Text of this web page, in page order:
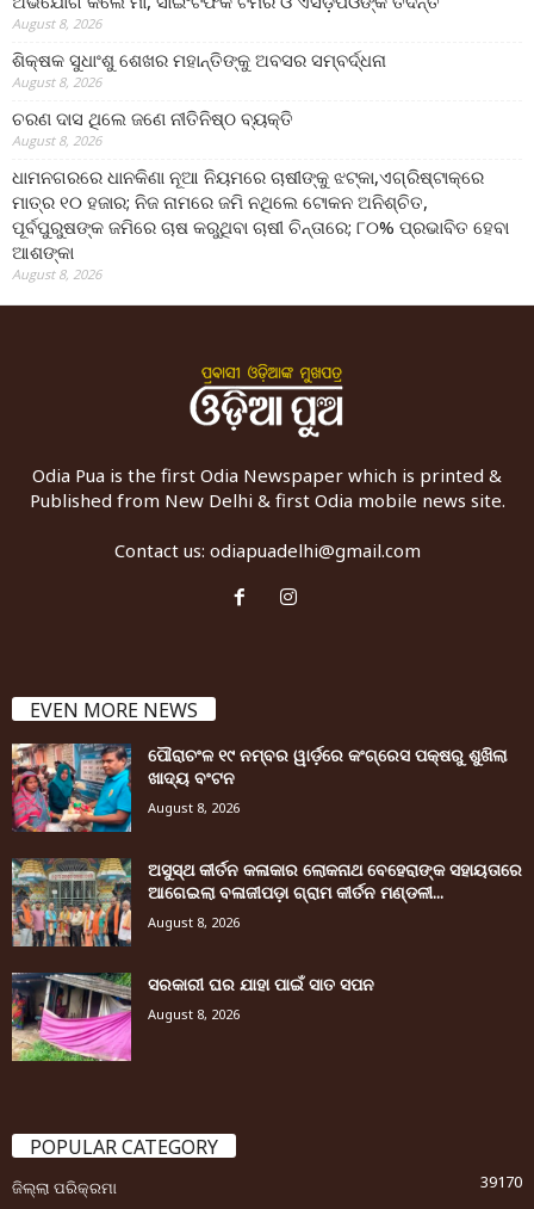
August 8, 2026
ଶିକ୍ଷକ ସୁଧାଂଶୁ ଶେଖର ମହାନ୍ତିଙ୍କୁ ଅବସର ସମ୍ବର୍ଦ୍ଧନା
August 8, 2026
ଚରଣ ଦାସ ଥିଲେ ଜଣେ ନୀତିନିଷ୍ଠ ବ୍ୟକ୍ତି
August 8, 2026
ଧାମନଗରରେ ଧାନକିଣା ନୂଆ ନିୟମରେ ଚାଷୀଙ୍କୁ ଝଟ୍‌କା,ଏଗ୍ରିଷ୍ଟାକ୍‌ରେ
ମାତ୍ର ୧୦ ହଜାର; ନିଜ ନାମରେ ଜମି ନଥିଲେ ଟୋକନ ଅନିଶ୍ଚିତ,
ପୂର୍ବପୁରୁଷଙ୍କ ଜମିରେ ଚାଷ କରୁଥିବା ଚାଷୀ ଚିନ୍ତାରେ; ୮୦% ପ୍ରଭାବିତ ହେବା
ଆଶଙ୍କା
August 8, 2026
Odia Pua is the first Odia Newspaper which is printed &
Published from New Delhi & first Odia mobile news site.
Contact us: odiapuadelhi@gmail.com
EVEN MORE NEWS
ପୌରାଚଂଳ ୧୯ ନମ୍ବର ୱାର୍ଡ଼ରେ କଂଗ୍ରେସ ପକ୍ଷରୁ ଶୁଖିଲା
ଖାଦ୍ୟ ବଂଟନ
August 8, 2026
ଅସୁସ୍ଥ କୀର୍ତନ କଳାକାର ଲୋକନାଥ ବେହେରାଙ୍କ ସହାୟତାରେ
ଆଗେଇଲା ବଳାଜୀପଡ଼ା ଗ୍ରାମ କୀର୍ତନ ମଣ୍ଡଳୀ...
August 8, 2026
ସରକାରୀ ଘର ଯାହା ପାଇଁ ସାତ ସପନ
August 8, 2026
POPULAR CATEGORY
ଜିଲ୍ଲା ପରିକ୍ରମା
39170